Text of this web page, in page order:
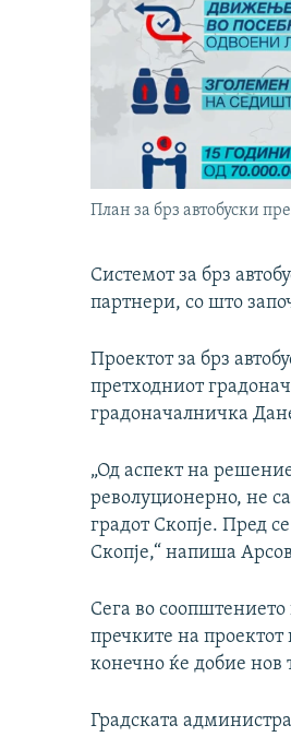
План за брз автобуски
Системот за брз
партнери, со што
Проектот за брз
претходниот
градоначалничка
„Од аспект на
револуционерно, не
градот Скопје. Пред
Скопје,“ напиша
Сега во соопштението
пречките на проектот
конечно ќе добие нов
Градската